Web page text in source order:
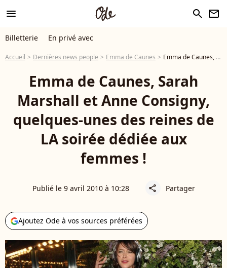
menu search newsletter
Billetterie En privé avec
Accueil Dernières news people Emma de Caunes Emma de Caunes, Sarah Marshall et Anne Consigny, quelques-unes des reines de LA soirée dédiée aux femmes !
Emma de Caunes, Sarah
Marshall et Anne Consigny,
quelques-unes des reines de
LA soirée dédiée aux
femmes !
Publié le 9 avril 2010 à 10:28 share Partager
Ajoutez Ode à vos sources préférées